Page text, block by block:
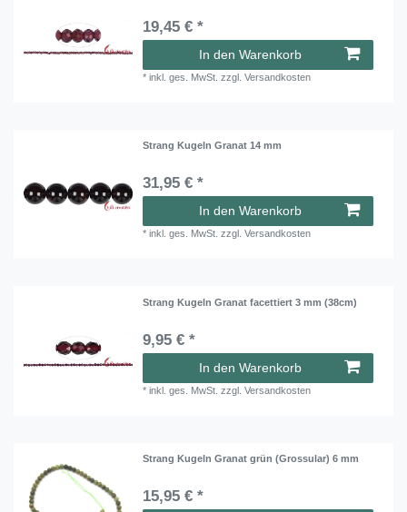
19,45 € *
In den Warenkorb
*inkl. ges. MwSt. zzgl.Versandkosten
Strang Kugeln Granat 14 mm
31,95 € *
In den Warenkorb
*inkl. ges. MwSt. zzgl.Versandkosten
Strang Kugeln Granat facettiert 3 mm (38cm)
9,95 € *
In den Warenkorb
*inkl. ges. MwSt. zzgl.Versandkosten
Strang Kugeln Granat grün (Grossular) 6 mm
15,95 € *